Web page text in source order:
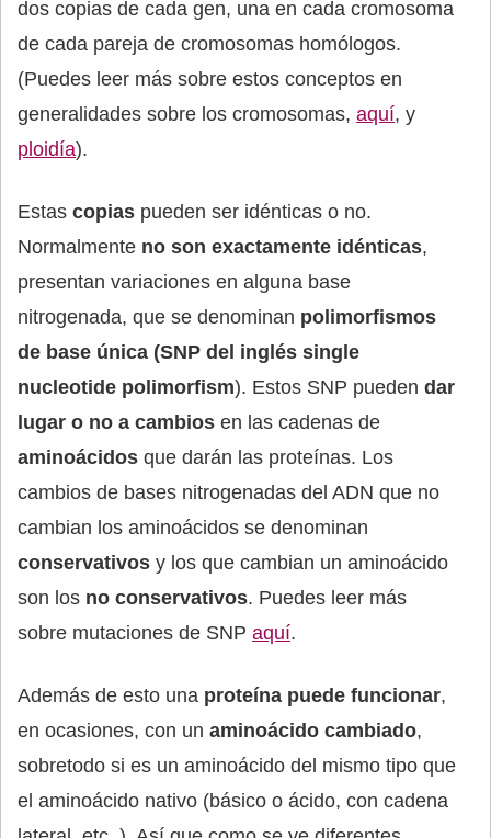
dos copias de cada gen, una en cada cromosoma
de cada pareja de cromosomas homólogos.
(Puedes leer más sobre estos conceptos en
generalidades sobre los cromosomas, aquí, y
ploidía).
Estas copias pueden ser idénticas o no.
Normalmente no son exactamente idénticas,
presentan variaciones en alguna base
nitrogenada, que se denominan polimorfismos
de base única (SNP del inglés single
nucleotide polimorfism). Estos SNP pueden dar
lugar o no a cambios en las cadenas de
aminoácidos que darán las proteínas. Los
cambios de bases nitrogenadas del ADN que no
cambian los aminoácidos se denominan
conservativos y los que cambian un aminoácido
son los no conservativos. Puedes leer más
sobre mutaciones de SNP aquí.
Además de esto una proteína puede funcionar,
en ocasiones, con un aminoácido cambiado,
sobretodo si es un aminoácido del mismo tipo que
el aminoácido nativo (básico o ácido, con cadena